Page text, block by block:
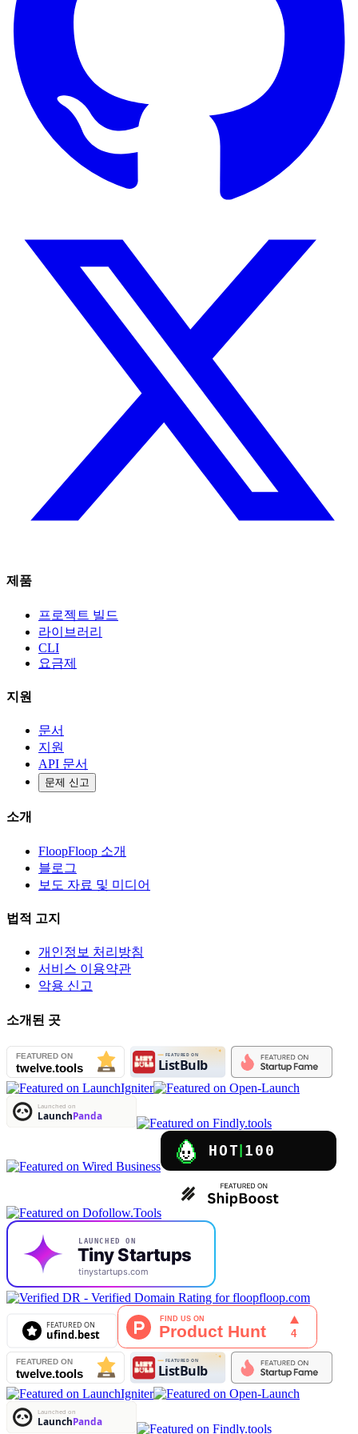
제품
프로젝트 빌드
라이브러리
CLI
요금제
지원
문서
지원
API 문서
문제 신고
소개
FloopFloop 소개
블로그
보도 자료 및 미디어
법적 고지
개인정보 처리방침
서비스 이용약관
악용 신고
소개된 곳